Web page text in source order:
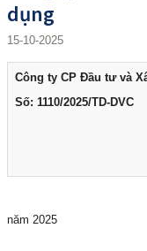
dụng
15-10-2025
Công ty CP Đầu tư và
Số: 1110/2025/TD-DVC
Đà Nẵng,
năm 2025